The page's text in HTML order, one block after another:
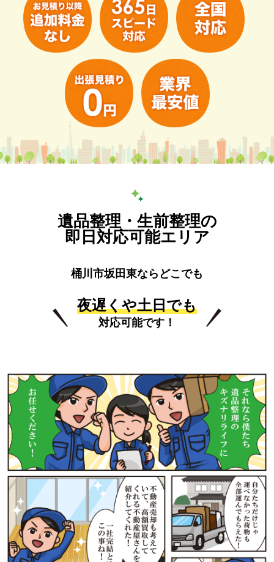
遺品整理・生前整理の
即日対応可能エリア
桶川市坂田東ならどこでも
夜遅くや土日でも
対応可能です！